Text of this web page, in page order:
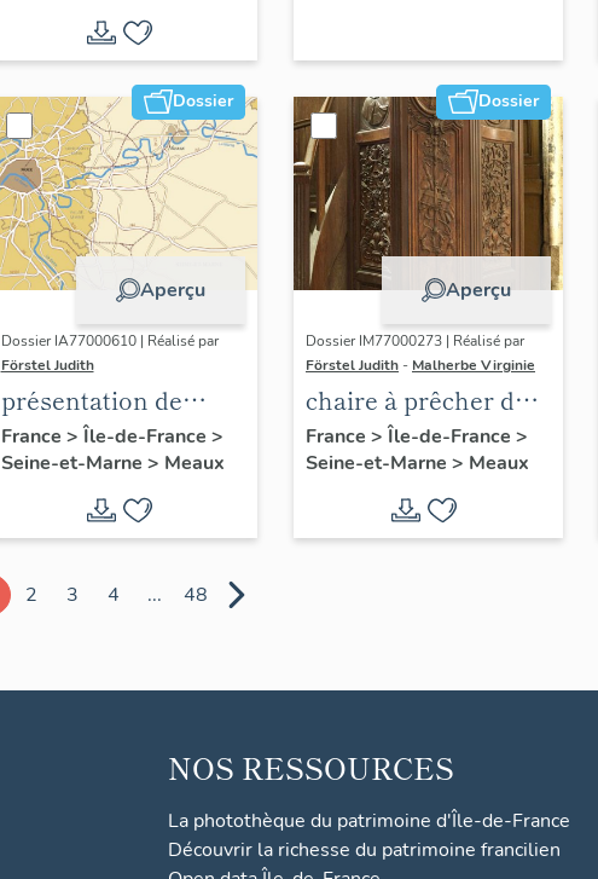
Dossier
Aperçu
Dossier IA77000610 | Réalisé par
Förstel Judith
présentation de
l'étude du
patrimoine de
France > Île-de-France >
Seine-et-Marne > Meaux
Dossier
Aperçu
Dossier IM77000273 | Réalisé par
Förstel Judith - Malherbe Virginie
chaire à prêcher des
Trinitaires
France > Île-de-France >
Seine-et-Marne > Meaux
2 3 4 ... 48
NOS RESSOURCES
La photothèque du patrimoine d'Île-de-France
Découvrir la richesse du patrimoine francilien